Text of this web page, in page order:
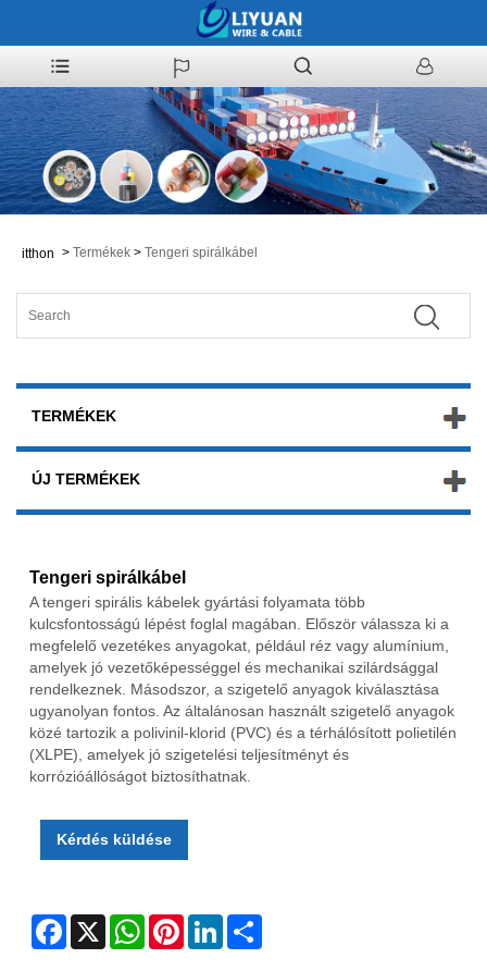
itthon > Termékek > Tengeri spirálkábel
TERMÉKEK
ÚJ TERMÉKEK
Tengeri spirálkábel
A tengeri spirális kábelek gyártási folyamata több
kulcsfontosságú lépést foglal magában. Először válassza ki a
megfelelő vezetékes anyagokat, például réz vagy alumínium,
amelyek jó vezetőképességgel és mechanikai szilárdsággal
rendelkeznek. Másodszor, a szigetelő anyagok kiválasztása
ugyanolyan fontos. Az általánosan használt szigetelő anyagok
közé tartozik a polivinil-klorid (PVC) és a térhálósított polietilén
(XLPE), amelyek jó szigetelési teljesítményt és
korrózióállóságot biztosíthatnak.
Kérdés küldése
Facebook
X WhatsAppPinterestLinkedIn